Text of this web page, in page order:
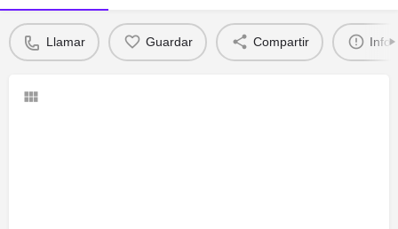
Llamar Guardar Compartir